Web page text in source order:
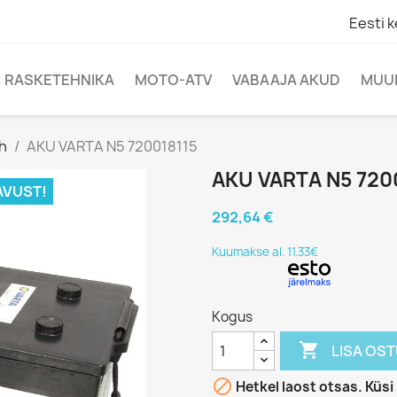
Eesti
RASKETEHNIKA MOTO-ATV VABAAJA AKUD
AKU VARTA N5 720018115
AKU VARTA N5
292,64 €
Kuumakse al. 11.33€
Kogus
 LISA
 Hetkel laost otsas.